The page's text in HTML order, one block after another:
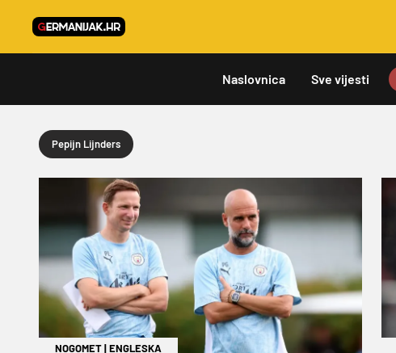
Naslovnica Sve vijesti
Pepijn Lijnders
NOGOMET|ENGLESKA